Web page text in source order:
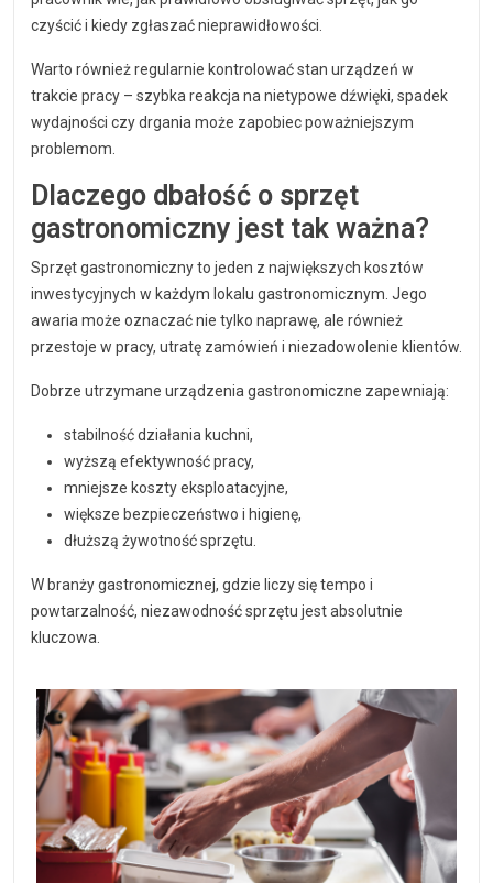
czyścić i kiedy zgłaszać nieprawidłowości.
Warto również regularnie kontrolować stan urządzeń w
trakcie pracy – szybka reakcja na nietypowe dźwięki, spadek
wydajności czy drgania może zapobiec poważniejszym
problemom.
Dlaczego dbałość o sprzęt
gastronomiczny jest tak ważna?
Sprzęt gastronomiczny to jeden z największych kosztów
inwestycyjnych w każdym lokalu gastronomicznym. Jego
awaria może oznaczać nie tylko naprawę, ale również
przestoje w pracy, utratę zamówień i niezadowolenie klientów.
Dobrze utrzymane urządzenia gastronomiczne zapewniają:
stabilność działania kuchni,
wyższą efektywność pracy,
mniejsze koszty eksploatacyjne,
większe bezpieczeństwo i higienę,
dłuższą żywotność sprzętu.
W branży gastronomicznej, gdzie liczy się tempo i
powtarzalność, niezawodność sprzętu jest absolutnie
kluczowa.